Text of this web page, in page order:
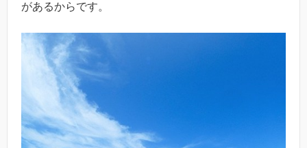
があるからです。